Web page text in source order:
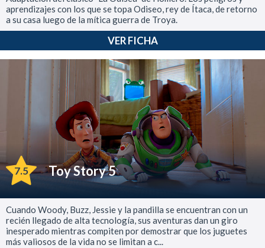
aprendizajes con los que se topa Odiseo, rey de Ítaca, de retorno
a su casa luego de la mítica guerra de Troya.
VER FICHA
7.5 Toy Story 5
Cuando Woody, Buzz, Jessie y la pandilla se encuentran con un
recién llegado de alta tecnología, sus aventuras dan un giro
inesperado mientras compiten por demostrar que los juguetes
más valiosos de la vida no se limitan a c...